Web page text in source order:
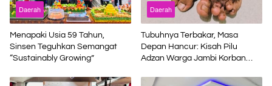
Daerah
Menapaki Usia 59 Tahun,
Sinsen Teguhkan Semangat
“Sustainably Growing”
Daerah
Tubuhnya Terbakar, Masa
Depan Hancur: Kisah Pilu
Adzan Warga Jambi Korban